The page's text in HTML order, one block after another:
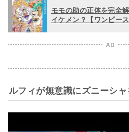
モモの助の正体を完全
イケメン？【ワンピース
AD
ルフィが無意識にズニーシ